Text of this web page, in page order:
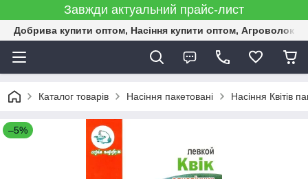
Завжди актуальний прайс-лист
Добрива купити оптом, Насіння купити оптом,
Каталог товарів Насіння пакетовані Насіння Квітів
–5%